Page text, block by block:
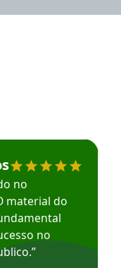
o Aprova
no
material do
no